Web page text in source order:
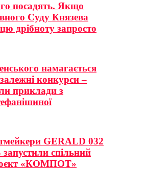
посадять. Якщо
Суду Князева
дрібноту запросто
намагається
конкурси –
приклади з
GERALD 032
спільний
«КОМПОТ»